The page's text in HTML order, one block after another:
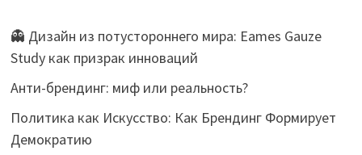
👻 Дизайн из потустороннего мира: Eames Gauze
Study как призрак инноваций
Анти-брендинг: миф или реальность?
Политика как Искусство: Как Брендинг Формирует
Демократию